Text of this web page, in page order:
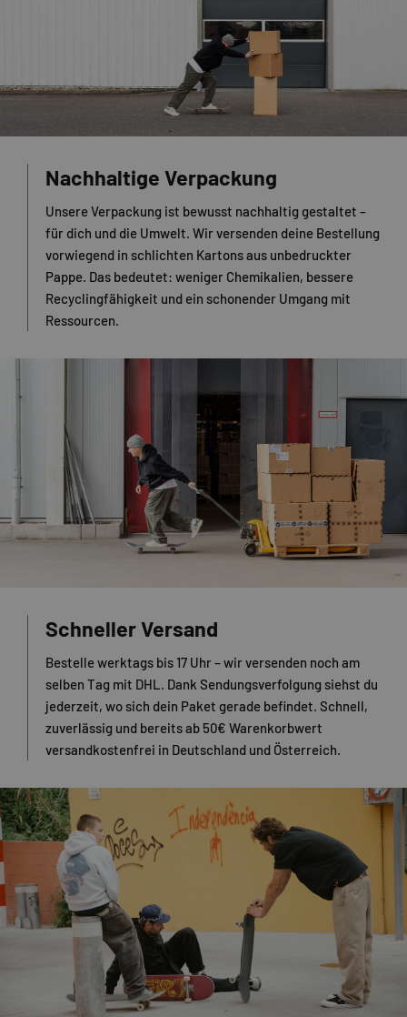
Nachhaltige Verpackung
Unsere Verpackung ist bewusst nachhaltig gestaltet –
für dich und die Umwelt. Wir versenden deine Bestellung
vorwiegend in schlichten Kartons aus unbedruckter
Pappe. Das bedeutet: weniger Chemikalien, bessere
Recyclingfähigkeit und ein schonender Umgang mit
Ressourcen.
Schneller Versand
Bestelle werktags bis 17 Uhr – wir versenden noch am
selben Tag mit DHL. Dank Sendungsverfolgung siehst du
jederzeit, wo sich dein Paket gerade befindet. Schnell,
zuverlässig und bereits ab 50€ Warenkorbwert
versandkostenfrei in Deutschland und Österreich.